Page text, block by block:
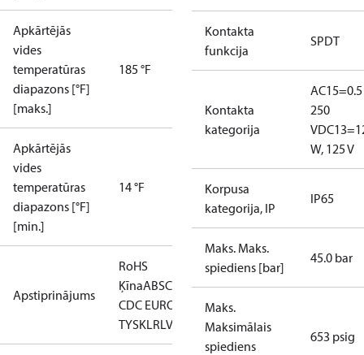
Apkārtējās
vides
temperatūras
diapazons [°F]
[maks.]
185 °F
Apkārtējās
vides
temperatūras
diapazons [°F]
[min.]
14 °F
Apstiprinājums
RoHS
ĶīnaABSCCC CCSCEEACGLKRSLLC
CDC EURO-
TYSKLRLVD RINARoHSTYSK
Kontakta
funkcija
SPDT
Kontakta
kategorija
250
V
W, 125 V
Korpusa
kategorija, IP
IP65
Maks. Maks.
spiediens [bar]
45.0 bar
Maks.
Maksimālais
spiediens
653 psig